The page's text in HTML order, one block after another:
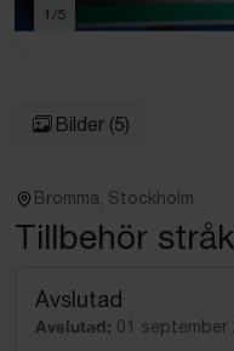
1 /5
Bilder (5)
Bromma, Stockholm
Tillbehör
Avslutad
Avslutad: 01 september